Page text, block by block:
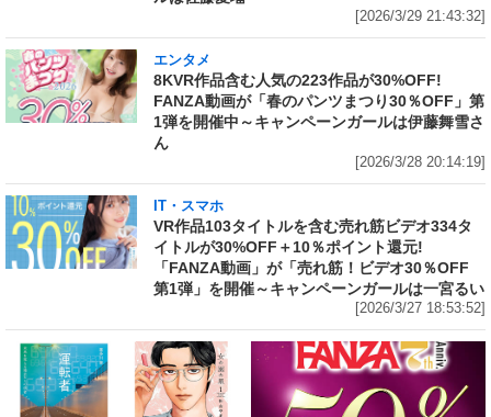
[2026/3/29 21:43:32]
エンタメ
8KVR作品含む人気の223作品が30%OFF!
FANZA動画が「春のパンツまつり30％OFF」第
1弾を開催中～キャンペーンガールは伊藤舞雪さ
ん
[2026/3/28 20:14:19]
IT・スマホ
VR作品103タイトルを含む売れ筋ビデオ334タ
イトルが30%OFF＋10％ポイント還元!
「FANZA動画」が「売れ筋！ビデオ30％OFF
第1弾」を開催～キャンペーンガールは一宮るい
[2026/3/27 18:53:52]